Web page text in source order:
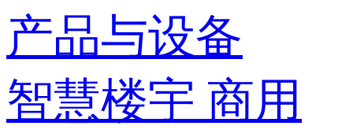
产品与设备
智慧楼宇 商用